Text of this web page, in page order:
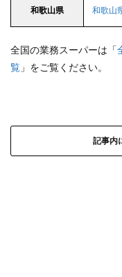
和歌山県 和歌山
全国の業務スーパーは「
覧 」をご覧ください。
記事内